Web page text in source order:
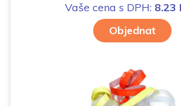
Vaše cena s DPH: 8.23
Objednat